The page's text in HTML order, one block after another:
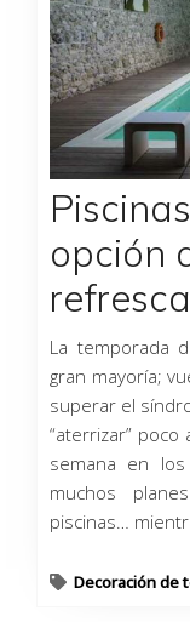
opción
La temporada
gran mayoría;
superar el
“aterrizar”
semana en
muchos
piscinas…
Decoración de